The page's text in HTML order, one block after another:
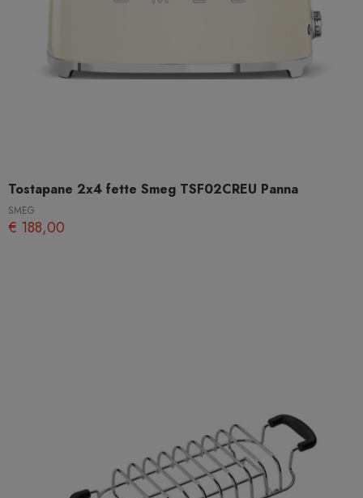
Tostapane 2x4 fette Smeg TSF02CREU Panna
SMEG
€ 188,00